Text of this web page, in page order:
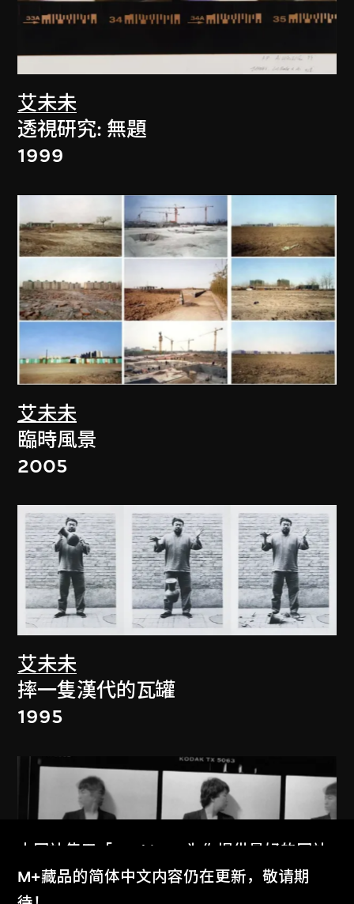
艾未未
透視研究: 無題
1999
艾未未
臨時風景
2005
艾未未
摔一隻漢代的瓦罐
1995
本网站使用「Cookies」为你提供最好的网站
体验。
M+藏品的简体中文内容仍在更新，敬请期